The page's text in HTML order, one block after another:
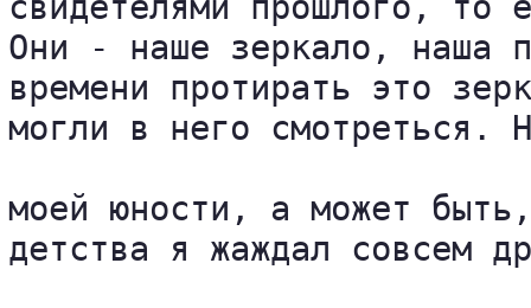
Они - наше зеркало, наша
времени протирать это
могли в него смотреться.
моей юности, а может
детства я жаждал совсем